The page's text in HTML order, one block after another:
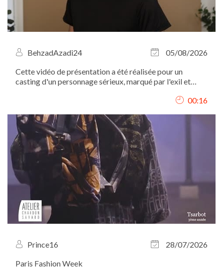
BehzadAzadi24
05/08/2026
Cette vidéo de présentation a été réalisée pour un
casting d'un personnage sérieux, marqué par l'exil et
00:16
Prince16
28/07/2026
Paris Fashion Week